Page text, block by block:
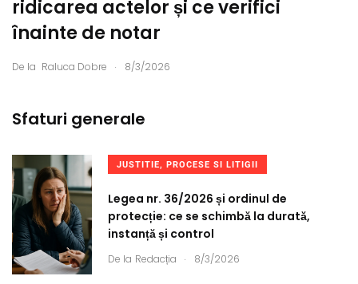
ridicarea actelor și ce verifici
înainte de notar
De la Raluca Dobre . 8/3/2026
Sfaturi generale
JUSTITIE, PROCESE SI LITIGII
Legea nr. 36/2026 și ordinul de
protecție: ce se schimbă la durată,
instanță și control
De la Redacția . 8/3/2026